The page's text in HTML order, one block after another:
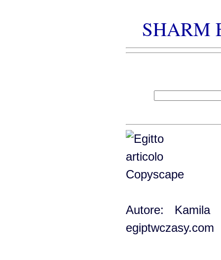
SHARM
Autore:
egiptwczasy.com